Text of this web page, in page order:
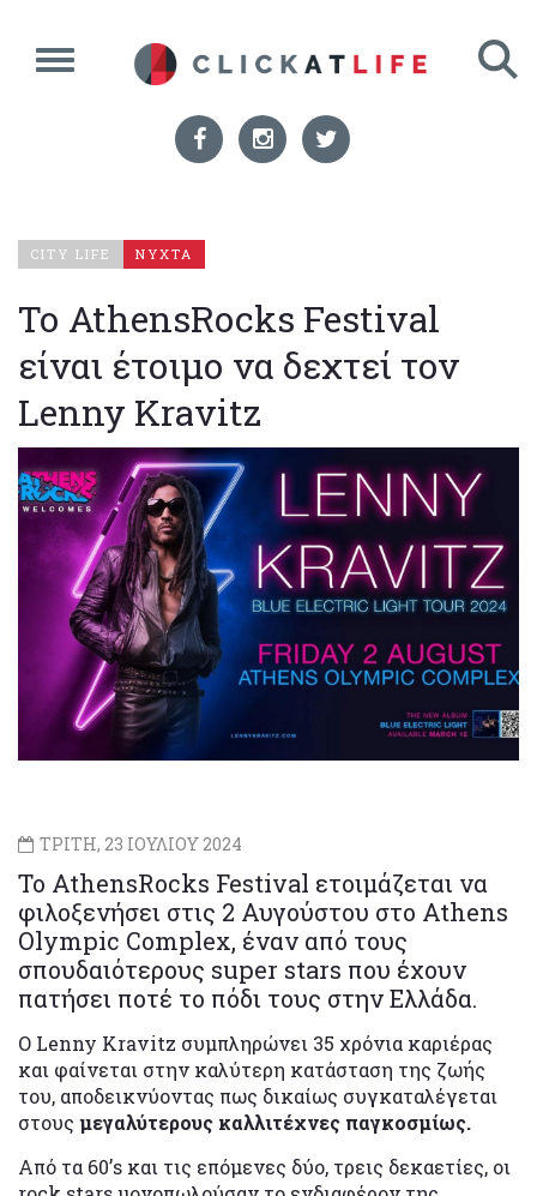
CITY LIFE ΝΥΧΤΑ
Το AthensRocks Festival
είναι έτοιμο να δεχτεί τον
Lenny Kravitz
ΤΡΙΤΗ, 23 ΙΟΥΛΙΟΥ 2024
Το AthensRocks Festival ετοιμάζεται να
φιλοξενήσει στις 2 Αυγούστου στο Athens
Olympic Complex, έναν από τους
σπουδαιότερους super stars που έχουν
πατήσει ποτέ το πόδι τους στην Ελλάδα.
O Lenny Kravitz συμπληρώνει 35 χρόνια καριέρας
και φαίνεται στην καλύτερη κατάσταση της ζωής
του, αποδεικνύοντας πως δικαίως συγκαταλέγεται
στους μεγαλύτερους καλλιτέχνες παγκοσμίως.
Από τα 60’s και τις επόμενες δύο, τρεις δεκαετίες, οι